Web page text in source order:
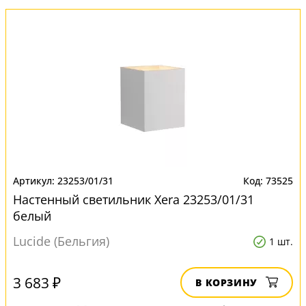
23253/01/31 73525
Настенный светильник Xera 23253/01/31
белый
Lucide (Бельгия)
1 шт.
3 683 ₽ В КОРЗИНУ